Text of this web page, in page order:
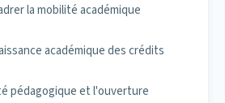
(Ingénieur / Master) ;
encadrées ;
conjoints ;
;
la mobilité académique
académique des crédits
pédagogique et l'ouverture